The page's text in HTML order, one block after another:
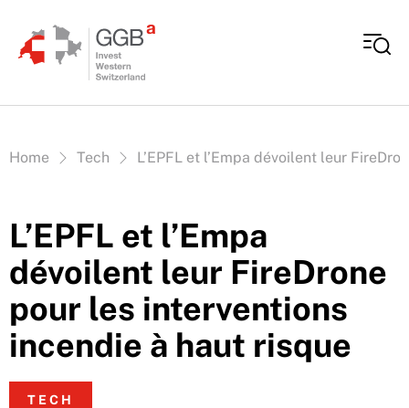
Vous êtes ici:
Home Tech L’EPFL et l’Empa dévoilent leur
L’EPFL et l’Empa
dévoilent leur FireDrone
pour les interventions
incendie à haut risque
TECH